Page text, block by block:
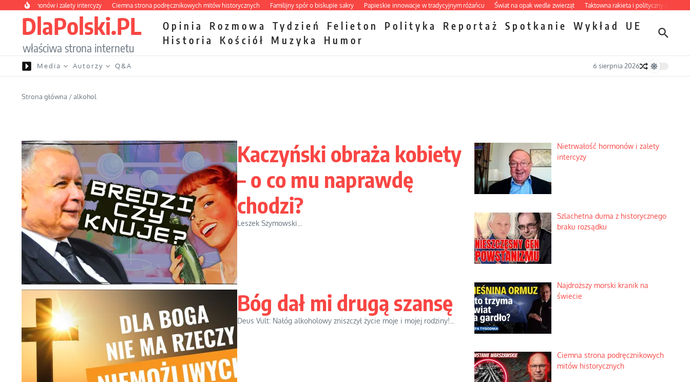
Przejdź do treści
hormonów i zalety intercyzy Ciemna strona podręcznikowych mitów historycznych Familijny spór o biskupie sakry Papieskie innowacje w tradycyjnym różańcu Świat na opak wedle zwierząt Taktowna rakieta i polityczny grill
DlaPolski.PL
właściwa strona internetu
Opinia Rozmowa Tydzień Felieton Polityka Reportaż Spotkanie Wykład
UE
Historia
Kościół Muzyka Humor
Media Autorzy Q&A 6 sierpnia 2026
Strona główna /alkohol
Kaczyński obraża kobiety
– o co mu naprawdę
chodzi?
Leszek Szymowski...
Bóg dał mi drugą szansę
Deus Vult: Nałóg alkoholowy zniszczył życie moje i mojej rodziny!...
Nietrwałość hormonów i zalety
intercyzy
Szlachetna duma z historycznego
braku rozsądku
Najdroższy morski kranik na
świecie
Ciemna strona podręcznikowych
mitów historycznych